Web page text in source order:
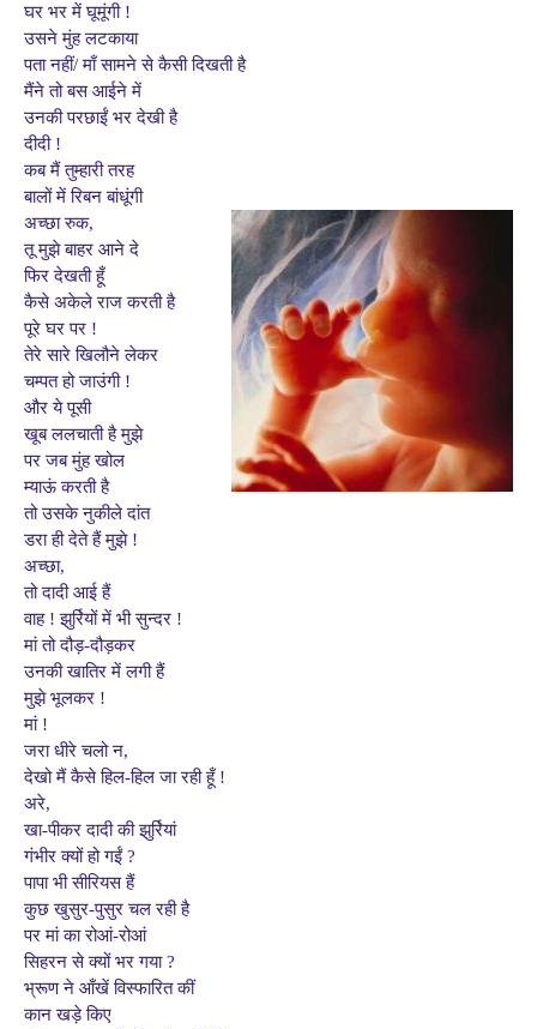
घर भर में घूमूंगी !
उसने मुंह लटकाया
पता नहीं/ माँ सामने से कैसी दिखती है
मैंने तो बस आईने में
उनकी परछाईं भर देखी है
दीदी !
कब मैं तुम्हारी तरह
बालों में रिबन बांधूंगी
अच्छा रुक,
तू मुझे बाहर आने दे
फिर देखती हूँ
कैसे अकेले राज करती है
पूरे घर पर !
तेरे सारे खिलौने लेकर
चम्पत हो जाउंगी !
और ये पूसी
खूब ललचाती है मुझे
पर जब मुंह खोल
म्याऊं करती है
तो उसके नुकीले दांत
डरा ही देते हैं मुझे !
अच्छा,
तो दादी आई हैं
वाह ! झुर्रियों में भी सुन्दर !
मां तो दौड़-दौड़कर
उनकी खातिर में लगी हैं
मुझे भूलकर !
मां !
जरा धीरे चलो न,
देखो मैं कैसे हिल-हिल जा रही हूँ !
अरे,
खा-पीकर दादी की झुर्रियां
गंभीर क्यों हो गईं ?
पापा भी सीरियस हैं
कुछ खुसुर-पुसुर चल रही है
पर मां का रोआं-रोआं
सिहरन से क्यों भर गया ?
भ्रूण ने आँखें विस्फारित कीं
कान खड़े किए